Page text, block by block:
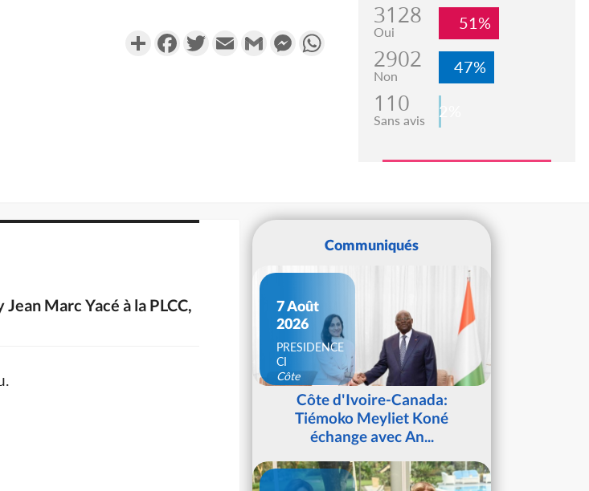
PartagerFacebookTwitterEmail Gmail MessengerWhatsApp
3128
Oui 51%
2902
Non 47%
110
Sans avis 2%
Marc Yacé à la PLCC,
Communiqués
7 Août
2026
PRESIDENCE
CI
Côte
d'IvoireCôte d'Ivoire-Canada:
Tiémoko Meyliet Koné
échange avec An...